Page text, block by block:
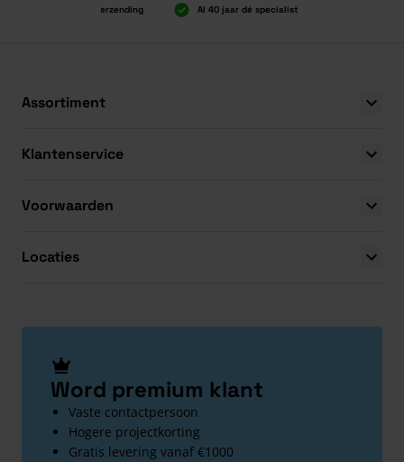
Boven 2.000 gratis verzending Al 40 jaar dé specialist
Assortiment
Klantenservice
Voorwaarden
Locaties
Word premium klant
Vaste contactpersoon
Hogere projectkorting
Gratis levering vanaf €1000